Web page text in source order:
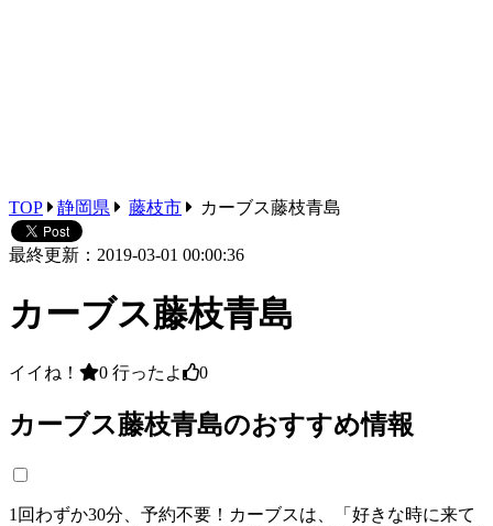
TOP 静岡県 藤枝市 カーブス藤枝青島
最終更新：2019-03-01 00:00:36
カーブス藤枝青島
イイね！ 0 行ったよ 0
カーブス藤枝青島のおすすめ情報
1回わずか30分、予約不要！カーブスは、「好きな時に来て